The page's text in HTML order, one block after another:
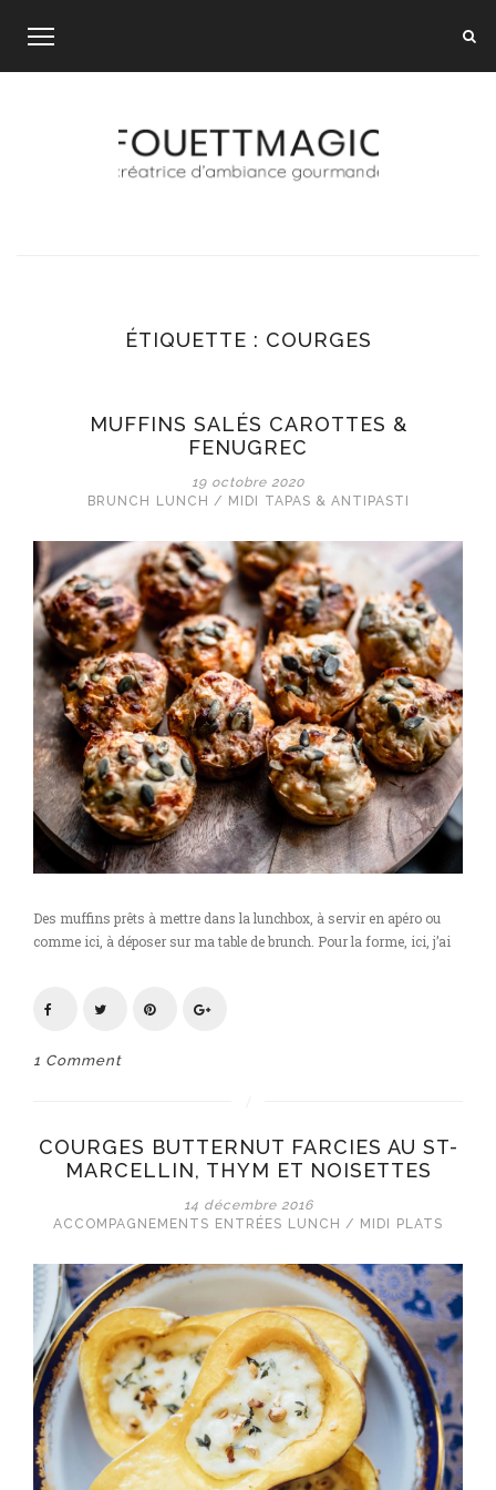
ÉTIQUETTE : COURGES
MUFFINS SALÉS CAROTTES &
FENUGREC
19 octobre 2020
BRUNCH
LUNCH / MIDI TAPAS & ANTIPASTI
Des muffins prêts à mettre dans la lunchbox, à servir en apéro ou
comme ici, à déposer sur ma table de brunch. Pour la forme, ici, j’ai
1 Comment
COURGES BUTTERNUT FARCIES AU ST-
MARCELLIN, THYM ET NOISETTES
14 décembre 2016
ACCOMPAGNEMENTS ENTRÉES LUNCH / MIDI PLATS